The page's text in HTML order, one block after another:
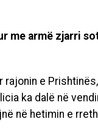
me armë zjarri
e
ka dalë në
në hetimin e